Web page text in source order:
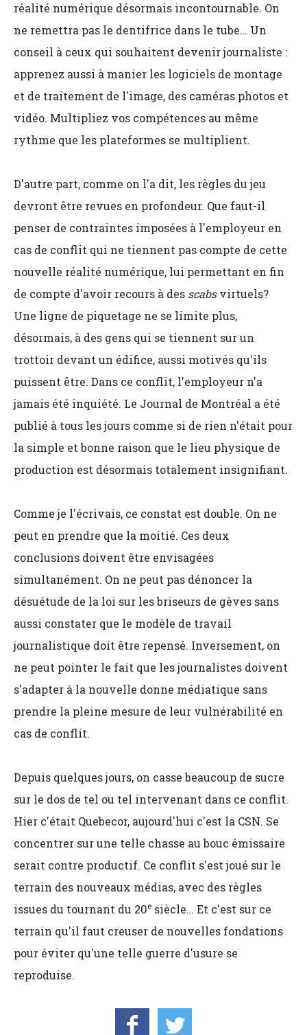
réalité numérique désormais incontournable. On
ne remettra pas le dentifrice dans le tube… Un
conseil à ceux qui souhaitent devenir journaliste :
apprenez aussi à manier les logiciels de montage
et de traitement de l'image, des caméras photos et
vidéo. Multipliez vos compétences au même
rythme que les plateformes se multiplient.
D'autre part, comme on l'a dit, les règles du jeu
devront être revues en profondeur. Que faut-il
penser de contraintes imposées à l'employeur en
cas de conflit qui ne tiennent pas compte de cette
nouvelle réalité numérique, lui permettant en fin
de compte d'avoir recours à des scabsvirtuels?
Une ligne de piquetage ne se limite plus,
désormais, à des gens qui se tiennent sur un
trottoir devant un édifice, aussi motivés qu'ils
puissent être. Dans ce conflit, l'employeur n'a
jamais été inquiété. Le Journal de Montréal a été
publié à tous les jours comme si de rien n'était pour
la simple et bonne raison que le lieu physique de
production est désormais totalement insignifiant.
Comme je l'écrivais, ce constat est double. On ne
peut en prendre que la moitié. Ces deux
conclusions doivent être envisagées
simultanément. On ne peut pas dénoncer la
désuétude de la loi sur les briseurs de gèves sans
aussi constater que le modèle de travail
journalistique doit être repensé. Inversement, on
ne peut pointer le fait que les journalistes doivent
s'adapter à la nouvelle donne médiatique sans
prendre la pleine mesure de leur vulnérabilité en
cas de conflit.
Depuis quelques jours, on casse beaucoup de sucre
sur le dos de tel ou tel intervenant dans ce conflit.
Hier c'était Quebecor, aujourd'hui c'est la CSN. Se
concentrer sur une telle chasse au bouc émissaire
serait contre productif. Ce conflit s'est joué sur le
terrain des nouveaux médias, avec des règles
issues du tournant du 20e siècle… Et c'est sur ce
terrain qu'il faut creuser de nouvelles fondations
pour éviter qu'une telle guerre d'usure se
reproduise.